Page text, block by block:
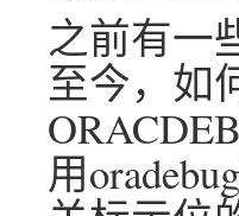
之前有一
至今，如
用